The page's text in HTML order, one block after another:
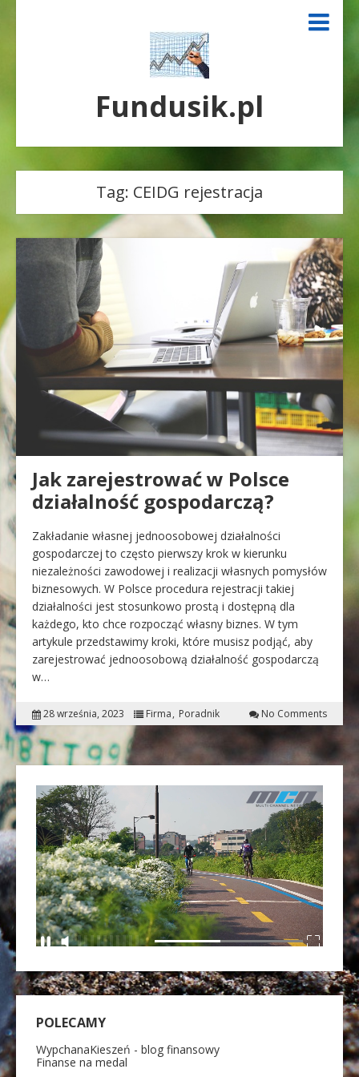
Fundusik.pl
Tag: CEIDG rejestracja
Jak zarejestrować w Polsce
działalność gospodarczą?
Zakładanie własnej jednoosobowej działalności
gospodarczej to często pierwszy krok w kierunku
niezależności zawodowej i realizacji własnych pomysłów
biznesowych. W Polsce procedura rejestracji takiej
działalności jest stosunkowo prostą i dostępną dla
każdego, kto chce rozpocząć własny biznes. W tym
artykule przedstawimy kroki, które musisz podjąć, aby
zarejestrować jednoosobową działalność gospodarczą
w…
28 września, 2023 Firma Poradnik No Comments
POLECAMY
WypchanaKieszeń - blog finansowy
Finanse na medal